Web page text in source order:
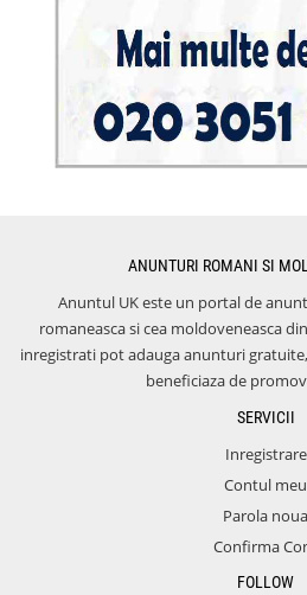
ANUNTURI ROMANI SI
Anuntul UK este un portal de
romaneasca si cea moldoveneasca
inregistrati pot adauga anunturi
beneficiaza de
SERVICII
Inregistrare
Contul meu
Parola noua
Confirma
FOLLOW